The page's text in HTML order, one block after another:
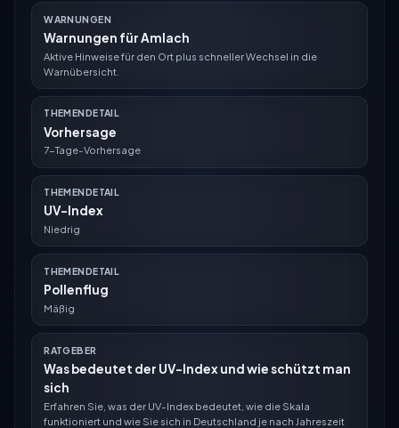
WARNUNGEN
Warnungen für Amlach
Aktive Hinweise für den Ort plus schneller Wechsel in die
Warnübersicht.
THEMENDETAIL
Vorhersage
7-Tage-Vorhersage
THEMENDETAIL
UV-Index
Niedrig
THEMENDETAIL
Pollenflug
Mäßig
RATGEBER
Was bedeutet der UV-Index und wie schützt man
sich
Erfahren Sie, was der UV-Index bedeutet, wie die Skala
funktioniert und wie Sie sich in Deutschland je nach Jahreszeit